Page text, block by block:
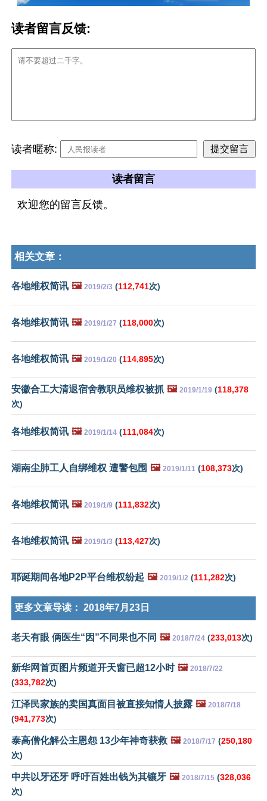
读者留言反馈:
读者暱称:
读者留言
欢迎您的留言反馈。
相关文章：
各地维权简讯 🖼️ 2019/2/3 (112,741次)
各地维权简讯 🖼️ 2019/1/27 (118,000次)
各地维权简讯 🖼️ 2019/1/20 (114,895次)
安徽合工大清退宿舍教职员维权被抓 🖼️ 2019/1/19 (118,378
次)
各地维权简讯 🖼️ 2019/1/14 (111,084次)
湖南尘肺工人自绑维权 遭警包围 🖼️ 2019/1/11 (108,373次)
各地维权简讯 🖼️ 2019/1/9 (111,832次)
各地维权简讯 🖼️ 2019/1/3 (113,427次)
耶诞期间各地P2P平台维权纷起 🖼️ 2019/1/2 (111,282次)
更多文章导读： 2018年7月23日
老天有眼 俩医生“因”不同果也不同 🖼️ 2018/7/24 (233,013次)
新华网首页图片频道开天窗已超12小时 🖼️ 2018/7/22
(333,782次)
江泽民家族的卖国真面目被直接知情人披露 🖼️ 2018/7/18
(941,773次)
泰高僧化解公主恩怨 13少年神奇获救 🖼️ 2018/7/17 (250,180
次)
中共以牙还牙 呼吁百姓出钱为其镶牙 🖼️ 2018/7/15 (328,036
次)